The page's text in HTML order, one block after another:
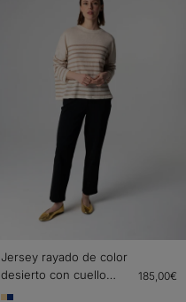
Jersey rayado de color
desierto con cuello
redondo y manga larga
185,00€